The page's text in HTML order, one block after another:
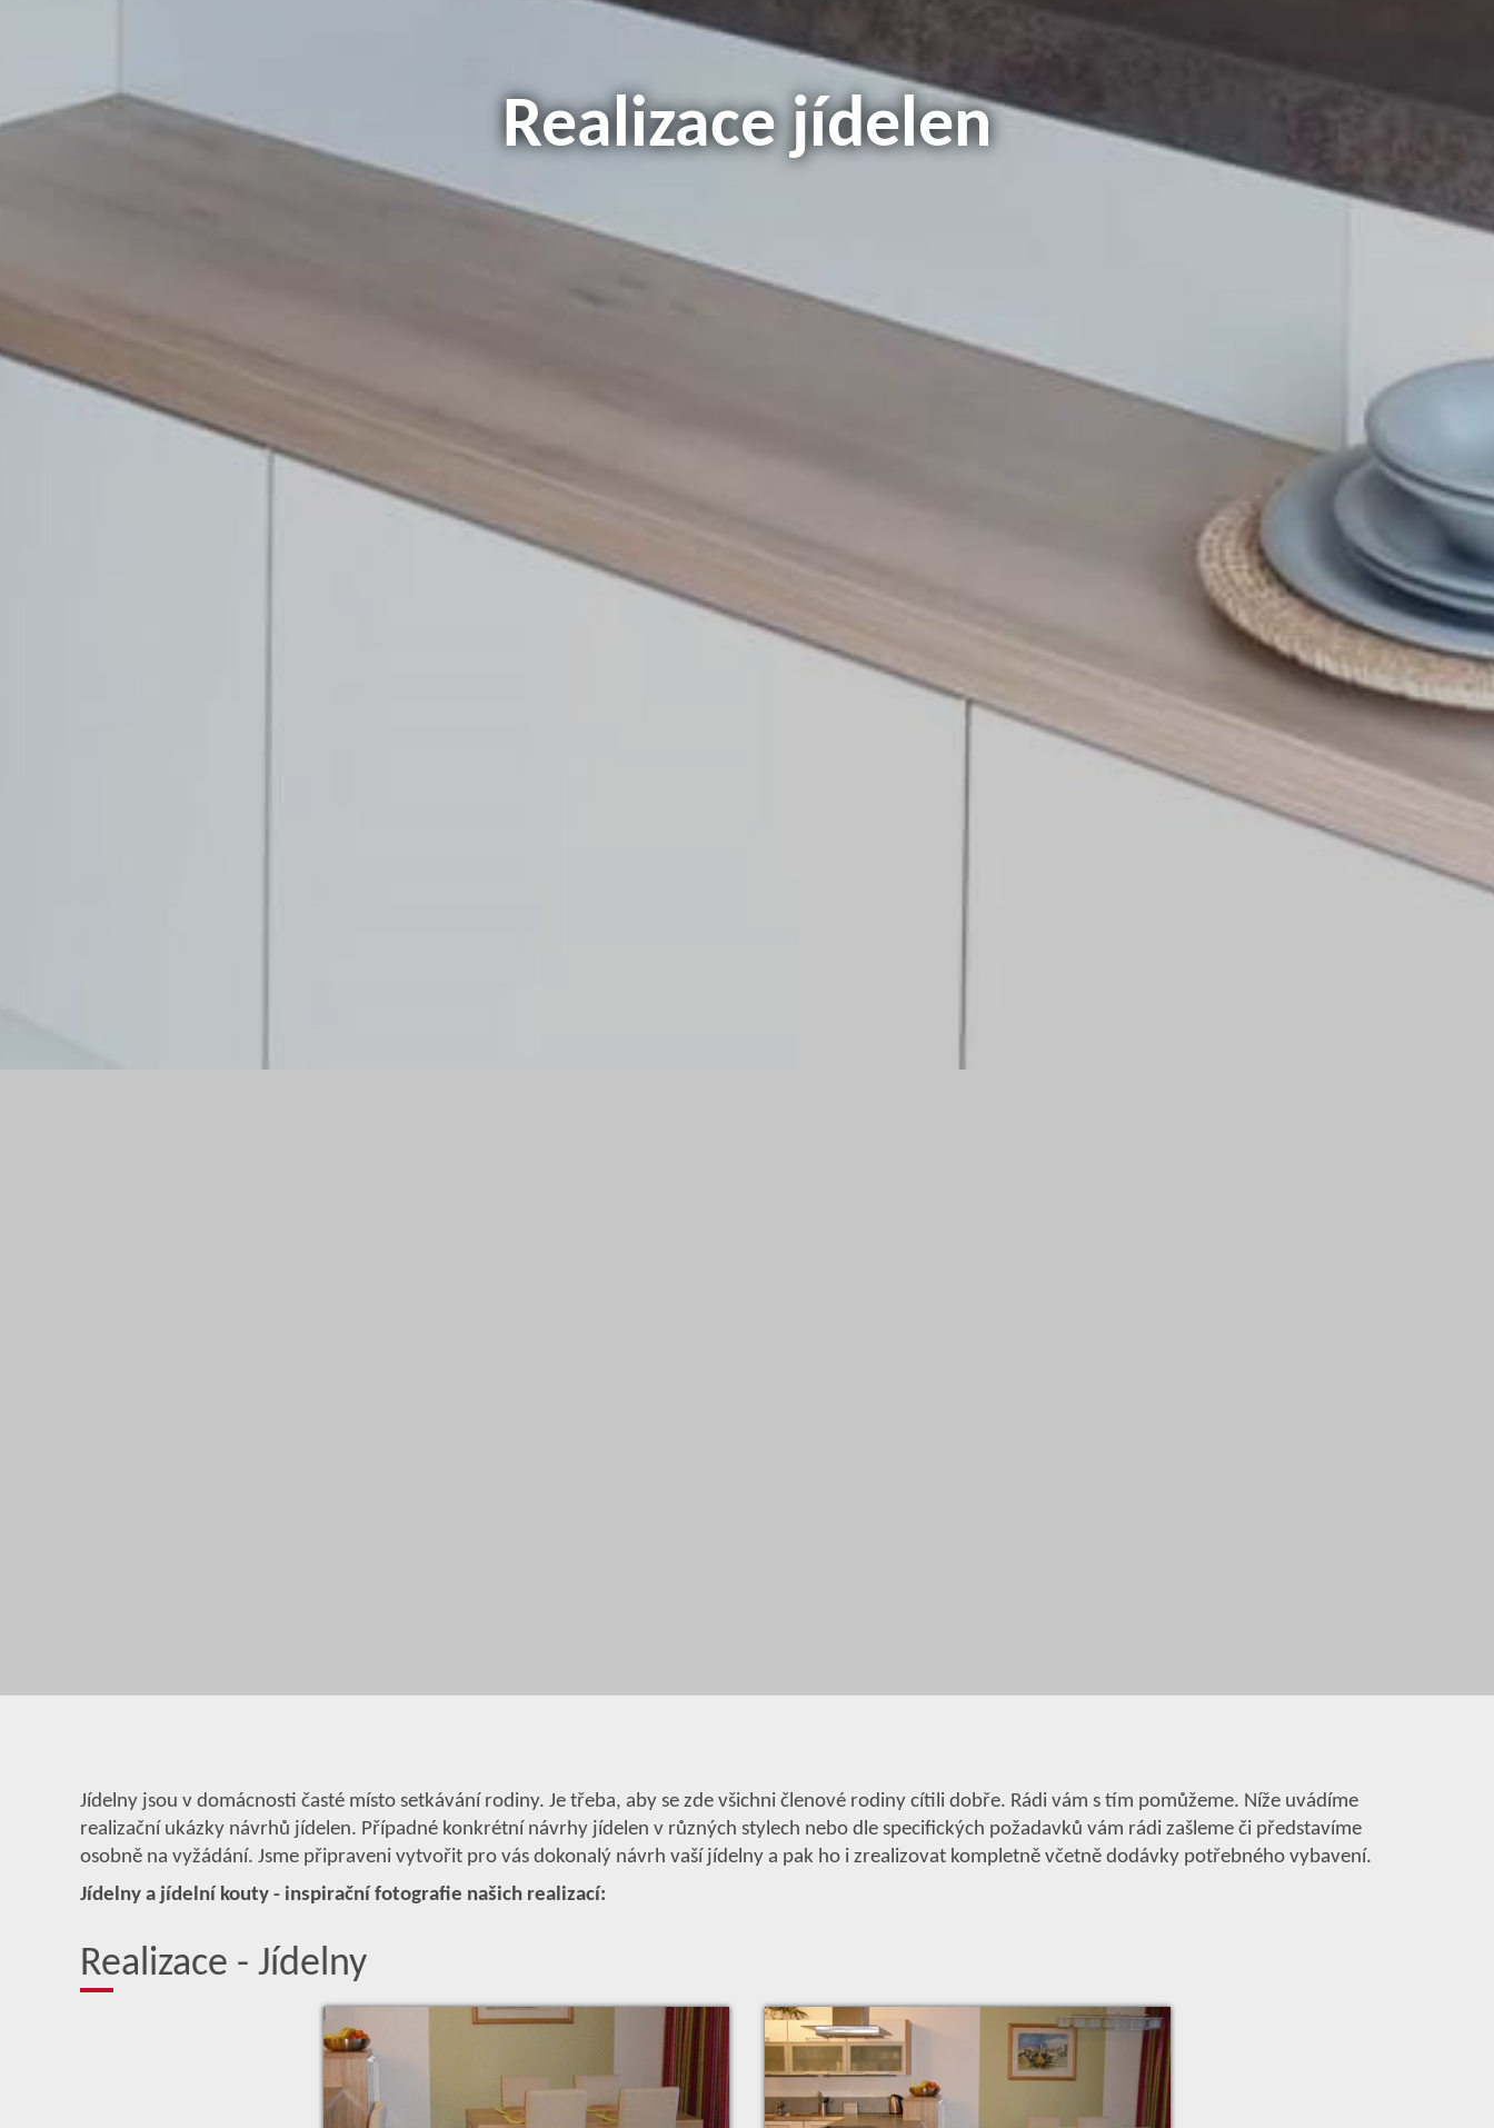
Realizace jídelen
Jídelny jsou v domácnosti časté místo setkávání rodiny. Je třeba, aby se zde všichni členové rodiny cítili dobře. Rádi vám s tím pomůžeme. Níže uvádíme
realizační ukázky návrhů jídelen. Případné konkrétní návrhy jídelen v různých stylech nebo dle specifických požadavků vám rádi zašleme či představíme
osobně na vyžádání. Jsme připraveni vytvořit pro vás dokonalý návrh vaší jídelny a pak ho i zrealizovat kompletně včetně dodávky potřebného vybavení.
Jídelny a jídelní kouty - inspirační fotografie našich realizací:
Realizace - Jídelny